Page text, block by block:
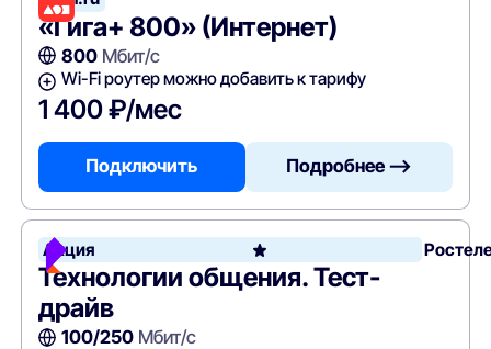
«Гига+ 800» (Интернет)
800Мбит/с
Wi-Fi роутер можно добавить к тарифу
1 400 ₽/мес
Подключить Подробнее —>
Акция
Технологии общения. Тест-
драйв
100/250Мбит/с